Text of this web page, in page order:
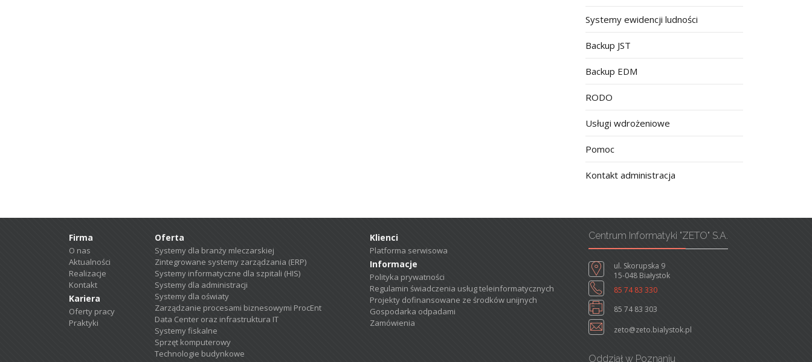
Systemy ewidencji ludności
Backup JST
Backup EDM
RODO
Usługi wdrożeniowe
Pomoc
Kontakt administracja
Firma
O nas
Aktualności
Realizacje
Kontakt
Kariera
Oferty pracy
Praktyki
Oferta
Systemy dla branży mleczarskiej
Zintegrowane systemy zarządzania (ERP)
Systemy informatyczne dla szpitali (HIS)
Systemy dla administracji
Systemy dla oświaty
Zarządzanie procesami biznesowymi ProcEnt
Data Center oraz infrastruktura IT
Systemy fiskalne
Sprzęt komputerowy
Technologie budynkowe
Klienci
Platforma serwisowa
Informacje
Polityka prywatności
Regulamin świadczenia usług teleinformatycznych
Projekty dofinansowane ze środków unijnych
Gospodarka odpadami
Zamówienia
Centrum Informatyki "ZETO" S.A.
ul. Skorupska 9
15-048 Białystok
85 74 83 330
85 74 83 303
zeto@zeto.bialystok.pl
Oddział w Poznaniu